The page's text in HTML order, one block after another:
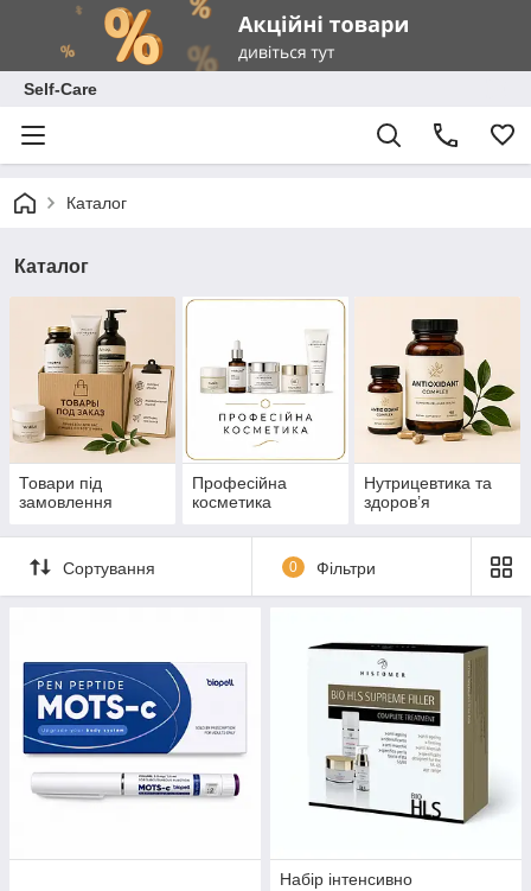
Self-Care
Каталог
Каталог
Товари під
замовлення
Професійна
косметика
Нутрицевтика та
здоров’я
Сортування 0 Фільтри
Набір інтенсивно